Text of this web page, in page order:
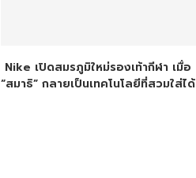
Nike เปิดสมรภูมิใหม่รองเท้ากีฬา เมื่อ
“สมาธิ” กลายเป็นเทคโนโลยีที่สวมใส่ได้